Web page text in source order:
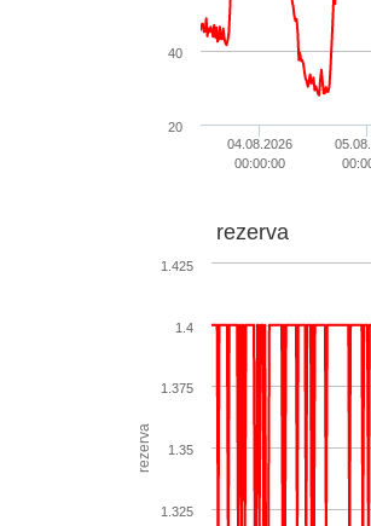
04.08.2026
00:00:00
20
40
rezerva
rezerva
1.325
1.35
1.375
1.4
1.425